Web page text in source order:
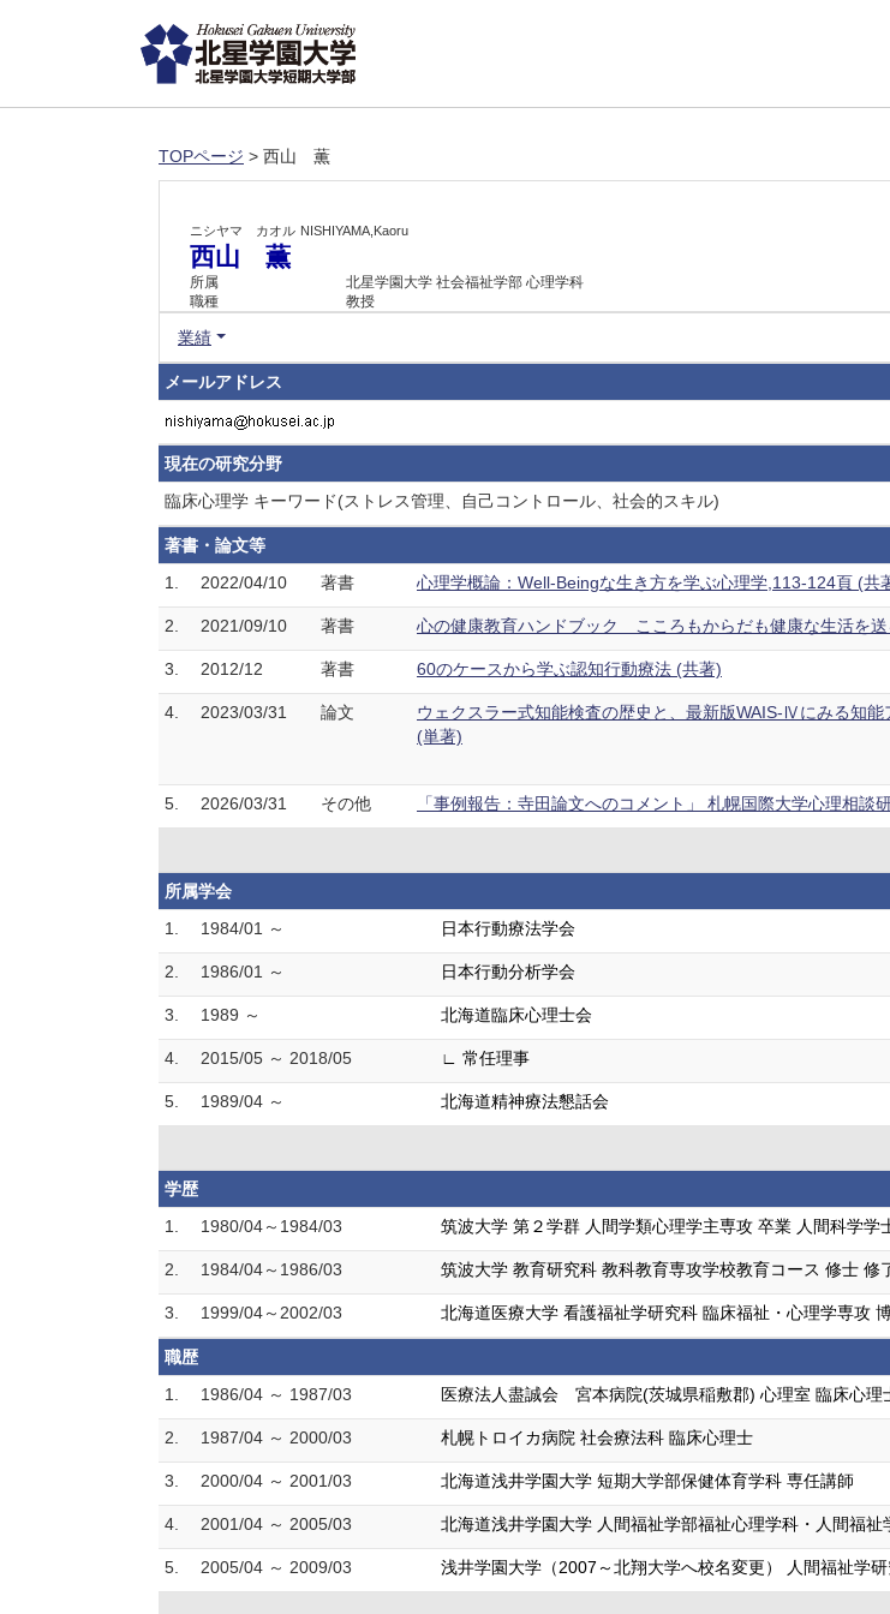
TOPページ > 西山 薫
ニシヤマ カオル NISHIYAMA,Kaoru
西山 薫
所属
北星学園大学 社会福祉学部 心理学科
職種
教授
業績
メールアドレス
現在の研究分野
臨床心理学 キーワード(ストレス管理、自己コントロール、社会的スキル)
著書・論文等
1.
2022/04/10 著書 心理学概論：Well-Beingな生き方を学ぶ心理学,113-124頁 (共
2. 2021/09/10 著書 心の健康教育ハンドブック こころもからだも健康な生活を
3. 2012/12 著書 60のケースから学ぶ認知行動療法 (共著)
4. 2023/03/31 論文
ウェクスラー式知能検査の歴史と、最新版WAIS-Ⅳにみる知
(単著)
5. 2026/03/31 その他 「事例報告：寺田論文へのコメント」 札幌国際大学心理相談
所属学会
1.
1984/01 ～ 日本行動療法学会
2. 1986/01 ～ 日本行動分析学会
3. 1989 ～ 北海道臨床心理士会
4. 2015/05 ～ 2018/05 ∟ 常任理事
5. 1989/04 ～ 北海道精神療法懇話会
学歴
1.
1980/04～1984/03 筑波大学 第２学群 人間学類心理学主専攻 卒業 人間科学学
2. 1984/04～1986/03 筑波大学 教育研究科 教科教育専攻学校教育コース 修士 修
3. 1999/04～2002/03 北海道医療大学 看護福祉学研究科 臨床福祉・心理学専攻
職歴
1.
1986/04 ～ 1987/03 医療法人盡誠会 宮本病院(茨城県稲敷郡) 心理室 臨床心理
2. 1987/04 ～ 2000/03 札幌トロイカ病院 社会療法科 臨床心理士
3. 2000/04 ～ 2001/03 北海道浅井学園大学 短期大学部保健体育学科 専任講師
4. 2001/04 ～ 2005/03 北海道浅井学園大学 人間福祉学部福祉心理学科・人間福
5. 2005/04 ～ 2009/03 浅井学園大学（2007～北翔大学へ校名変更） 人間福祉学